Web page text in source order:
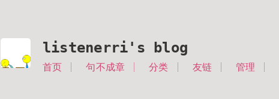
listenerri's blog
首页 句不成章 分类 友链 管理